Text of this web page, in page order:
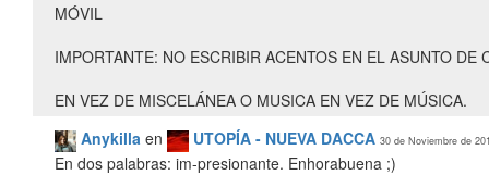
MÓVIL
IMPORTANTE: NO ESCRIBIR ACENTOS EN EL ASUNTO DE
EN VEZ DE MISCELÁNEA O MUSICA EN VEZ DE MÚSICA.
Anykilla en UTOPÍA - NUEVA DACCA 30 de Noviembre de
En dos palabras: im-presionante. Enhorabuena ;)